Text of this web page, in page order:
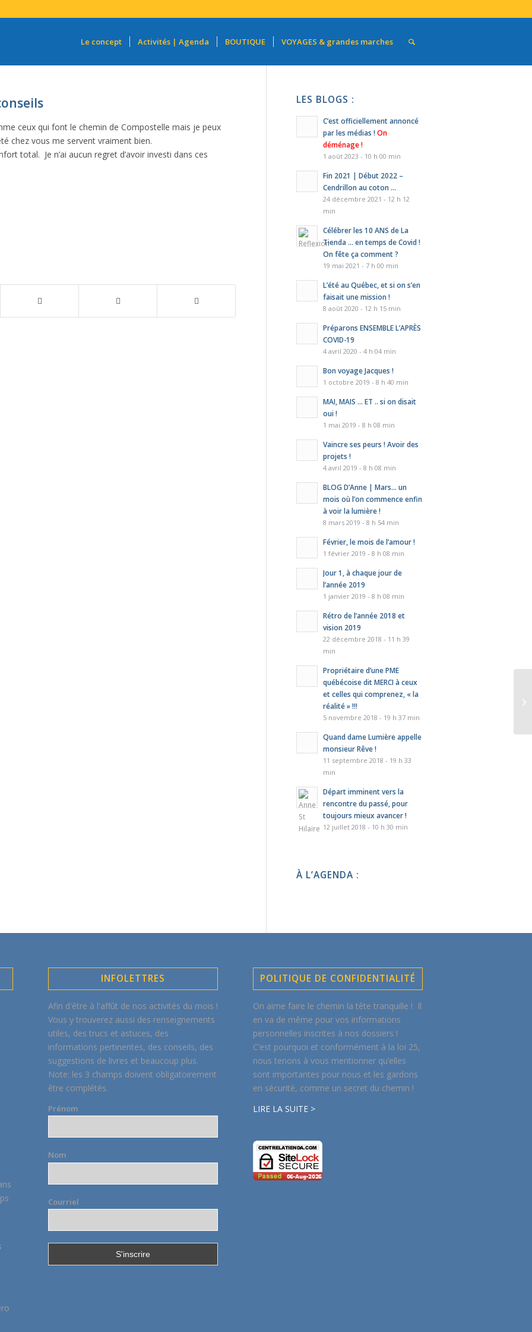
Le concept Activités | Agenda BOUTIQUE VOYAGES & grandes marches
ceux qui font le chemin de Compostelle mais je peux
chez vous me servent vraiment bien.
total. Je n’ai aucun regret d’avoir investi dans ces
LES BLOGS :
C’est officiellement annoncé
par les médias !On
déménage !
1 août 2023 - 10 h 00 min
Fin 2021 | Début 2022 –
Cendrillon au coton …
24 décembre 2021 - 12 h 12
min
Célébrer les 10 ANS de La
Tienda … en temps de Covid !
On fête ça comment ?
19 mai 2021 - 7 h 00 min
L’été au Québec, et si on s’en
faisait une mission !
8 août 2020 - 12 h 15 min
Préparons ENSEMBLE L’APRÈS
COVID-19
4 avril 2020 - 4 h 04 min
Bon voyage Jacques !
1 octobre 2019 - 8 h 40 min
MAI, MAIS … ET .. si on disait
oui !
1 mai 2019 - 8 h 08 min
Vaincre ses peurs ! Avoir des
projets !
4 avril 2019 - 8 h 08 min
BLOG D’Anne | Mars… un
mois où l’on commence enfin
à voir la lumière !
8 mars 2019 - 8 h 54 min
Février, le mois de l’amour !
1 février 2019 - 8 h 08 min
Jour 1, à chaque jour de
l’année 2019
1 janvier 2019 - 8 h 08 min
Rétro de l’année 2018 et
vision 2019
22 décembre 2018 - 11 h 39
min
Propriétaire d’une PME
québécoise dit MERCI à ceux
et celles qui comprenez, « la
réalité » !!!
5 novembre 2018 - 19 h 37 min
Quand dame Lumière appelle
monsieur Rêve !
11 septembre 2018 - 19 h 33
min
Départ imminent vers la
rencontre du passé, pour
toujours mieux avancer !
12 juillet 2018 - 10 h 30 min
À L’AGENDA :
INFOLETTRES
Afin d'être à l'affût de nos activités du mois !
Vous y trouverez aussi des renseignements
utiles, des trucs et astuces, des
informations pertinentes, des conseils, des
suggestions de livres et beaucoup plus.
Note: les 3 champs doivent obligatoirement
être complétés.
Prénom
Nom
Courriel
POLITIQUE DE CONFIDENTIALITÉ
On aime faire le chemin la tête tranquille ! Il
en va de même pour vos informations
personnelles inscrites à nos dossiers !
C’est pourquoi et conformément à la loi 25,
nous tenons à vous mentionner qu’elles
sont importantes pour nous et les gardons
en sécurité, comme un secret du chemin !
LIRE LA SUITE >